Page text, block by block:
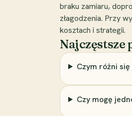
braku zamiaru,
złagodzenia. Przy
kosztach i strategii.
Najczęstsze
Czym różni
Czy mogę